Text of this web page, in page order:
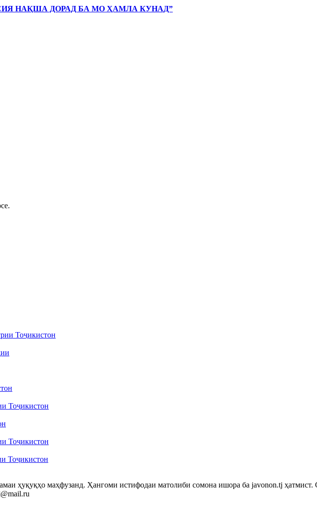
НАҚША ДОРАД БА МО ҲАМЛА КУНАД”
Тоҷикистон
Тоҷикистон
Тоҷикистон
Тоҷикистон
ҳуқуқҳо маҳфузанд. Ҳангоми истифодаи матолиби сомона ишора ба javonon.tj